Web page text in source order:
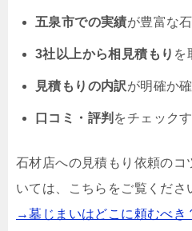
五泉市での実績が豊富な
3社以上から相見積もり を
見積もりの内訳が明確か
口コミ・評判 をチェック
石材店への見積もり依頼のコ
いては、こちらをご覧くださ
→墓じまいはどこに頼むべき